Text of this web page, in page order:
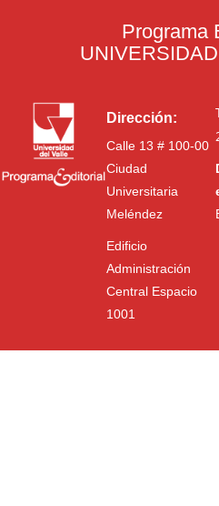
Programa
Dirección:
Calle 13 # 100-00
Ciudad
Universitaria
Meléndez
Edificio
Administración
Central Espacio
1001